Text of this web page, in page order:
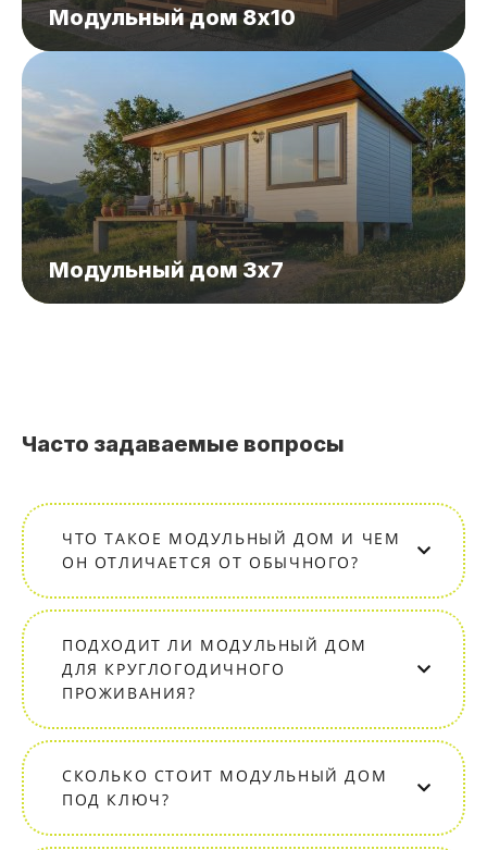
Модульный дом 8x10
Модульный дом 3x7
Часто задаваемые вопросы
ЧТО ТАКОЕ МОДУЛЬНЫЙ ДОМ И ЧЕМ
ОН ОТЛИЧАЕТСЯ ОТ ОБЫЧНОГО?
ПОДХОДИТ ЛИ МОДУЛЬНЫЙ ДОМ
ДЛЯ КРУГЛОГОДИЧНОГО
ПРОЖИВАНИЯ?
СКОЛЬКО СТОИТ МОДУЛЬНЫЙ ДОМ
ПОД КЛЮЧ?